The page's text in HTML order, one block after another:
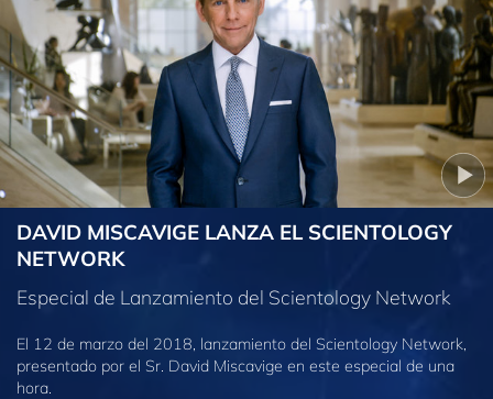
DAVID MISCAVIGE LANZA EL SCIENTOLOGY
NETWORK
Especial de Lanzamiento del Scientology Network
El 12 de marzo del 2018, lanzamiento del Scientology Network,
presentado por el Sr. David Miscavige en este especial de una
hora.